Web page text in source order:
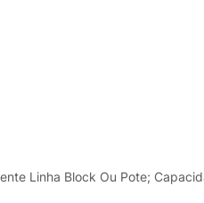
Linha Block Ou Pote;